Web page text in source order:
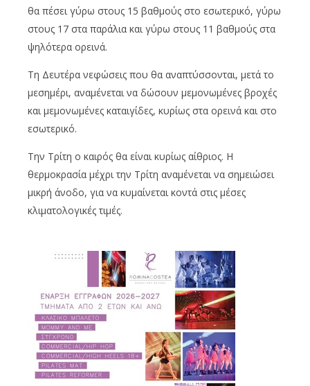
θα πέσει γύρω στους 15 βαθμούς στο εσωτερικό, γύρω
στους 17 στα παράλια και γύρω στους 11 βαθμούς στα
ψηλότερα ορεινά.
Τη Δευτέρα νεφώσεις που θα αναπτύσσονται, μετά το
μεσημέρι, αναμένεται να δώσουν μεμονωμένες βροχές
και μεμονωμένες καταιγίδες, κυρίως στα ορεινά και στο
εσωτερικό.
Την Τρίτη ο καιρός θα είναι κυρίως αίθριος. Η
θερμοκρασία μέχρι την Τρίτη αναμένεται να σημειώσει
μικρή άνοδο, για να κυμαίνεται κοντά στις μέσες
κλιματολογικές τιμές.